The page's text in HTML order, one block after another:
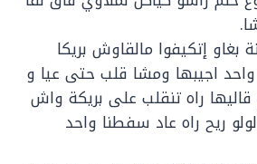
بغاو إتكيفوا مالقاوش بريكا
اجيبها ومشا قلب حتى عيا و
راه تنقلب على بريكة واش
ريح راه عاد سفطنا واحد